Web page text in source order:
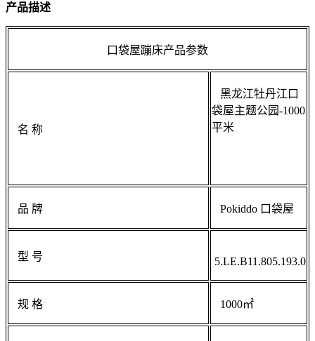
产品描述
口袋屋蹦床产品参数
名 称
黑龙江牡丹江口
袋屋主题公园-1000
平米
品 牌 Pokiddo 口袋屋
型 号 5.LE.B11.805.193.0
规 格 1000㎡